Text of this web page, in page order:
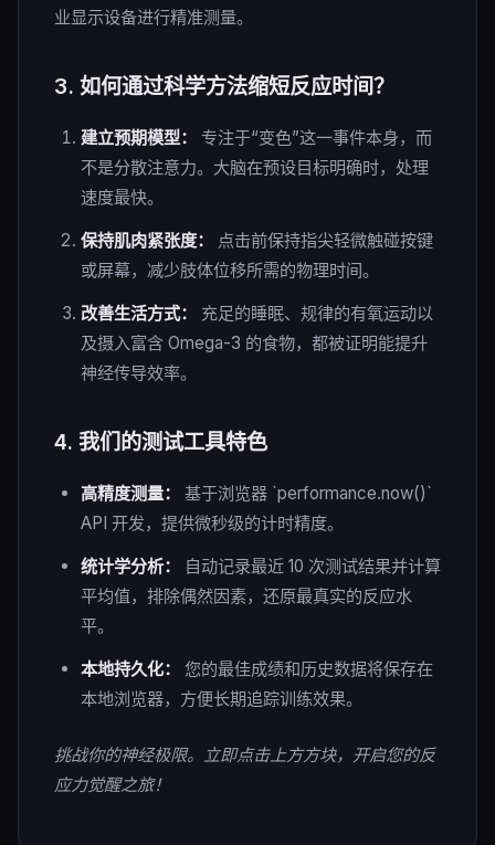
业显示设备进行精准测量。
3. 如何通过科学方法缩短反应时间？
建立预期模型：
专注于“变色”这一事件本身，而
不是分散注意力。大脑在预设目标明确时，处理
速度最快。
保持肌肉紧张度：
点击前保持指尖轻微触碰按键
或屏幕，减少肢体位移所需的物理时间。
改善生活方式：
充足的睡眠、规律的有氧运动以
及摄入富含 Omega-3 的食物，都被证明能提升
神经传导效率。
4. 我们的测试工具特色
高精度测量：
基于浏览器 `performance.now()`
API 开发，提供微秒级的计时精度。
统计学分析：
自动记录最近 10 次测试结果并计算
平均值，排除偶然因素，还原最真实的反应水
平。
本地持久化：
您的最佳成绩和历史数据将保存在
本地浏览器，方便长期追踪训练效果。
挑战你的神经极限。立即点击上方方块，开启您的反
应力觉醒之旅！